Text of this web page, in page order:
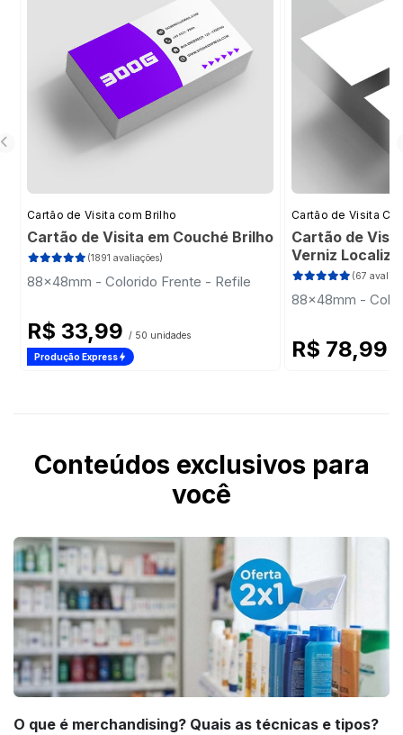
Cartão de Visita com Brilho
Cartão de Visita em Couché Brilho
(1891 avaliações)
88x48mm - Colorido Frente - Refile
R$ 33,99 / 50 unidades
Produção Express
Cartão de Visita
Cartão de
Verniz
(67
88x48mm -
R$ 78,99
Conteúdos exclusivos para
você
O que é merchandising? Quais as técnicas e tipos?